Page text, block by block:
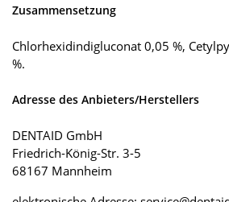
Zusammensetzung
Chlorhexidindigluconat 0,05 %,
%.
Adresse des Anbieters/Herstellers
DENTAID GmbH
Friedrich-König-Str. 3-5
68167 Mannheim